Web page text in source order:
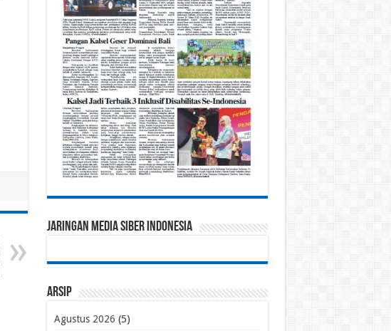
Jaringan Media Siber Indonesia
Arsip
Agustus 2026 (5)